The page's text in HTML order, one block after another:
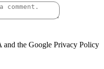
the Google Privacy Policy